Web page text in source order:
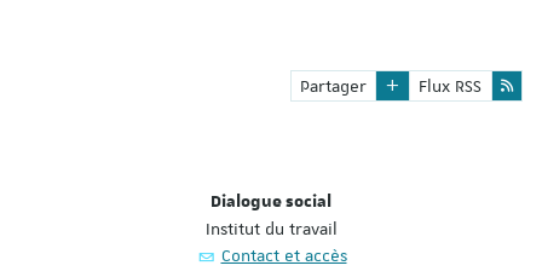
Partager Flux RSS
Dialogue social
Institut du travail
Contact et accès